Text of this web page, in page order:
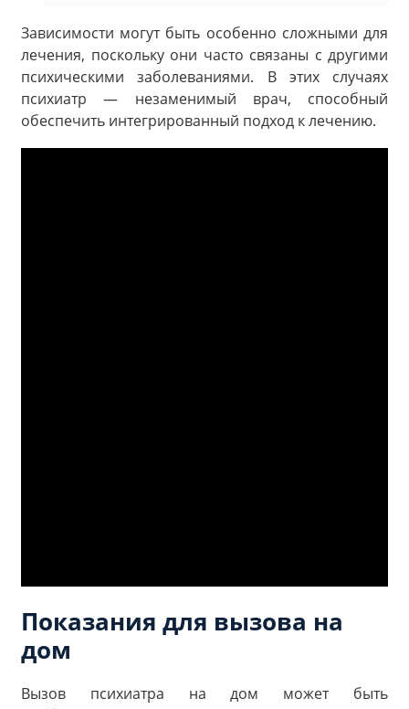
Зависимости могут быть особенно сложными для
лечения, поскольку они часто связаны с другими
психическими заболеваниями. В этих случаях
психиатр — незаменимый врач, способный
обеспечить интегрированный подход к лечению.
Показания для вызова на
дом
Вызов психиатра на дом может быть